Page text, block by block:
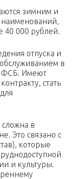
зимним и
40 000 рублей.
отпуска и
в
ФСБ. Имеют
стать
в
Это связано с
которые
и культуры.